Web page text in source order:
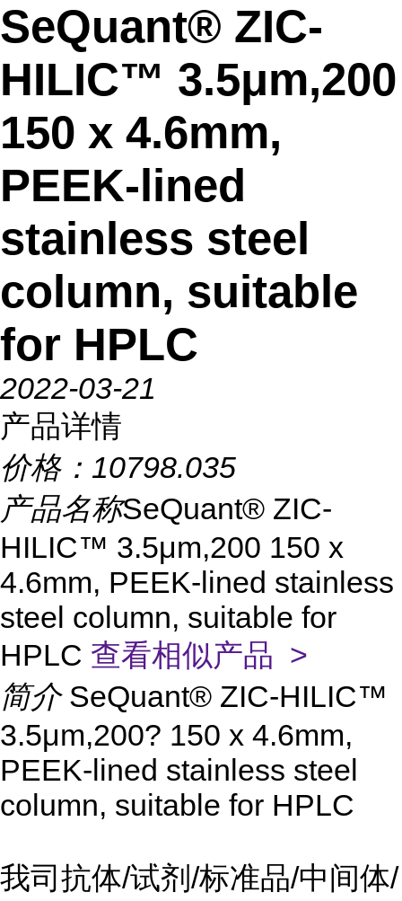
SeQuant® ZIC-
HILIC™ 3.5μm,200
150 x 4.6mm,
PEEK-lined
stainless steel
column, suitable
for HPLC
2022-03-21
产品详情
价格： 10798.035
产品名称SeQuant® ZIC-
HILIC™ 3.5μm,200 150 x
4.6mm, PEEK-lined stainless
steel column, suitable for
HPLC 查看相似产品 >
简介 SeQuant® ZIC-HILIC™
3.5μm,200? 150 x 4.6mm,
PEEK-lined stainless steel
column, suitable for HPLC
我司抗体/试剂/标准品/中间体/